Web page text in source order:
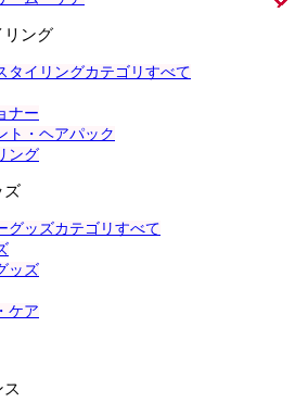
リング
タイリングカテゴリすべて
ナー
ト・ヘアパック
ング
ズ
グッズカテゴリすべて
ッズ
ケア